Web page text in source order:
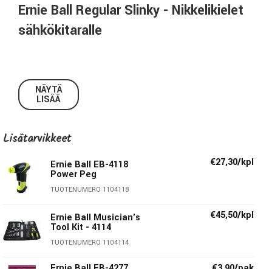
Ernie Ball Regular Slinky - Nikkelikielet
sähkökitaralle
Ernie Ball Nickel Wound -sähkökitaran kielet on valmistettu
nikkelipinnoitetusta teräslangasta, joka on kiedottu tinatun
teräsydinlangan ympärille. Punomattomat kielet on
teräksestä, mikä tuottaa hyvin tasapainoisen äänen
Ernie Ball Slinky on ainoa ja ilmeinen valinta kitaristeille
ympäri maailmaa kaikkialla maailmassa.
NÄYTÄ
LISÄÄ
Lisätarvikkeet
Ernie Ball EB-4118
Power Peg
TUOTENUMERO 1104118
€27,30/kpl
Ernie Ball Musician's
Tool Kit - 4114
TUOTENUMERO 1104114
€45,50/kpl